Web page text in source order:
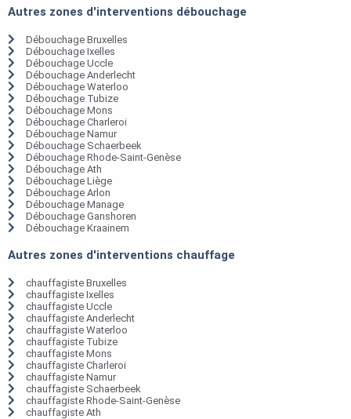
Autres zones d'interventions débouchage
Débouchage Bruxelles
Débouchage Ixelles
Débouchage Uccle
Débouchage Anderlecht
Débouchage Waterloo
Débouchage Tubize
Débouchage Mons
Débouchage Charleroi
Débouchage Namur
Débouchage Schaerbeek
Débouchage Rhode-Saint-Genèse
Débouchage Ath
Débouchage Liège
Débouchage Arlon
Débouchage Manage
Débouchage Ganshoren
Débouchage Kraainem
Autres zones d'interventions chauffage
chauffagiste Bruxelles
chauffagiste Ixelles
chauffagiste Uccle
chauffagiste Anderlecht
chauffagiste Waterloo
chauffagiste Tubize
chauffagiste Mons
chauffagiste Charleroi
chauffagiste Namur
chauffagiste Schaerbeek
chauffagiste Rhode-Saint-Genèse
chauffagiste Ath